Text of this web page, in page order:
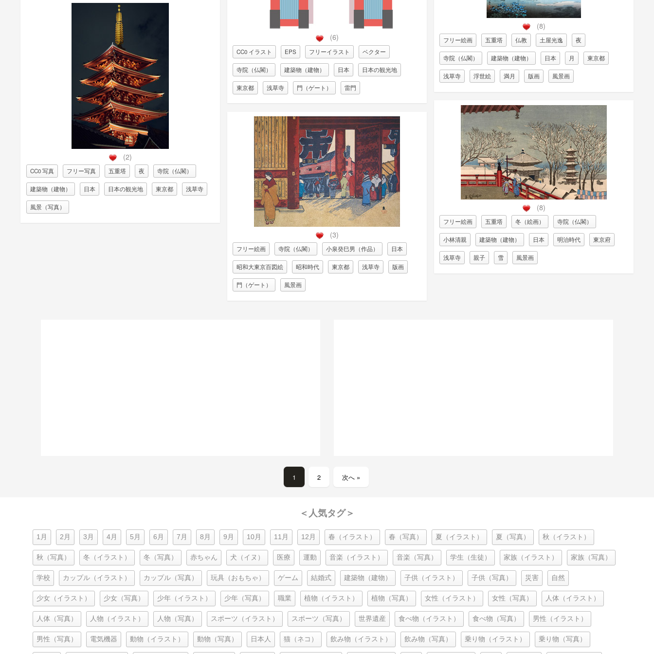
(2)
CC0 写真 フリー写真 五重塔 夜 寺院（仏閣）
建築物（建物） 日本 日本の観光地 東京都 浅草寺
風景（写真）
(6)
CC0 イラスト EPS フリーイラスト ベクター
寺院（仏閣） 建築物（建物） 日本 日本の観光地
東京都 浅草寺 門（ゲート） 雷門
(3)
フリー絵画 寺院（仏閣） 小泉癸巳男（作品） 日本
昭和大東京百図絵 昭和時代 東京都 浅草寺 版画
門（ゲート） 風景画
(8)
フリー絵画 五重塔 仏教 土屋光逸 夜
寺院（仏閣） 建築物（建物） 日本 月 東京都
浅草寺 浮世絵 満月 版画 風景画
(8)
フリー絵画 五重塔 冬（絵画） 寺院（仏閣）
小林清親 建築物（建物） 日本 明治時代 東京府
浅草寺 親子 雪 風景画
1 2 次へ »
＜人気タグ＞
1月 2月 3月 4月 5月 6月 7月 8月 9月 10月 11月 12月 春（イラスト） 春（写真） 夏（イラスト） 夏（写真） 秋（イラスト）
秋（写真） 冬（イラスト） 冬（写真） 赤ちゃん 犬（イヌ） 医療 運動 音楽（イラスト） 音楽（写真） 学生（生徒） 家族（イラスト） 家族（写真）
学校 カップル（イラスト） カップル（写真） 玩具（おもちゃ） ゲーム 結婚式 建築物（建物） 子供（イラスト） 子供（写真） 災害 自然
少女（イラスト） 少女（写真） 少年（イラスト） 少年（写真） 職業 植物（イラスト） 植物（写真） 女性（イラスト） 女性（写真） 人体（イラスト）
人体（写真） 人物（イラスト） 人物（写真） スポーツ（イラスト） スポーツ（写真） 世界遺産 食べ物（イラスト） 食べ物（写真） 男性（イラスト）
男性（写真） 電気機器 動物（イラスト） 動物（写真） 日本人 猫（ネコ） 飲み物（イラスト） 飲み物（写真） 乗り物（イラスト） 乗り物（写真）